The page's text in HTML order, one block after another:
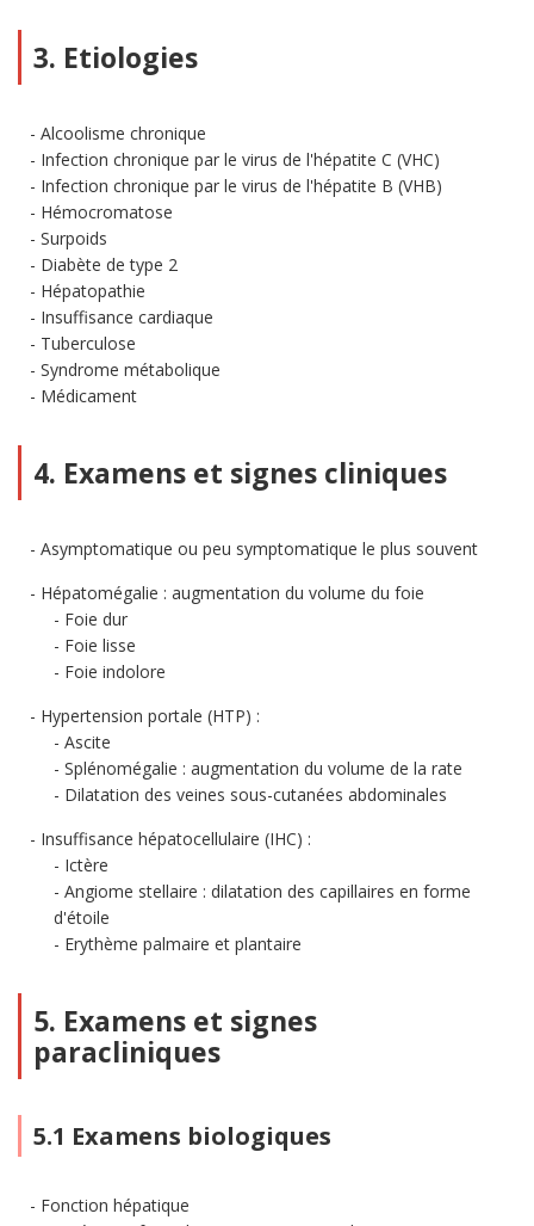
3. Etiologies
Alcoolisme chronique
Infection chronique par le virus de l'hépatite C (VHC)
Infection chronique par le virus de l'hépatite B (VHB)
Hémocromatose
Surpoids
Diabète de type 2
Hépatopathie
Insuffisance cardiaque
Tuberculose
Syndrome métabolique
Médicament
4. Examens et signes cliniques
Asymptomatique ou peu symptomatique le plus souvent
Hépatomégalie : augmentation du volume du foie
Foie dur
Foie lisse
Foie indolore
Hypertension portale (HTP) :
Ascite
Splénomégalie : augmentation du volume de la rate
Dilatation des veines sous-cutanées abdominales
Insuffisance hépatocellulaire (IHC) :
Ictère
Angiome stellaire : dilatation des capillaires en forme
d'étoile
Erythème palmaire et plantaire
5. Examens et signes
paracliniques
5.1 Examens biologiques
Fonction hépatique